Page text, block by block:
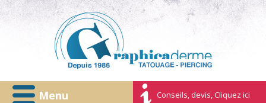
Menu Conseils, devis, Cliquez ici